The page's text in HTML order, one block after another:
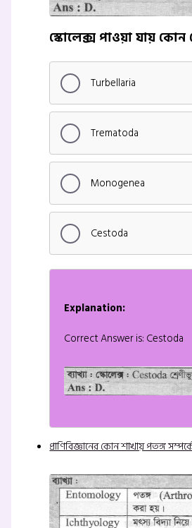
স্কোলেক্স পাওয়া যায় কোন
Turbellaria
Trematoda
Monogenea
Cestoda
Explanation:
Correct Answer is: Cestoda
প্রাণিবিজ্ঞানের কোন শাখায় পতঙ্গ